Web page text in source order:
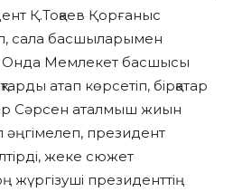
Қ.Тоқаев Қорғаныс
сала басшыларымен
Онда Мемлекет басшысы
атап көрсетіп, бірқатар
Сәрсен аталмыш жиын
президент
жеке сюжет
президенттің